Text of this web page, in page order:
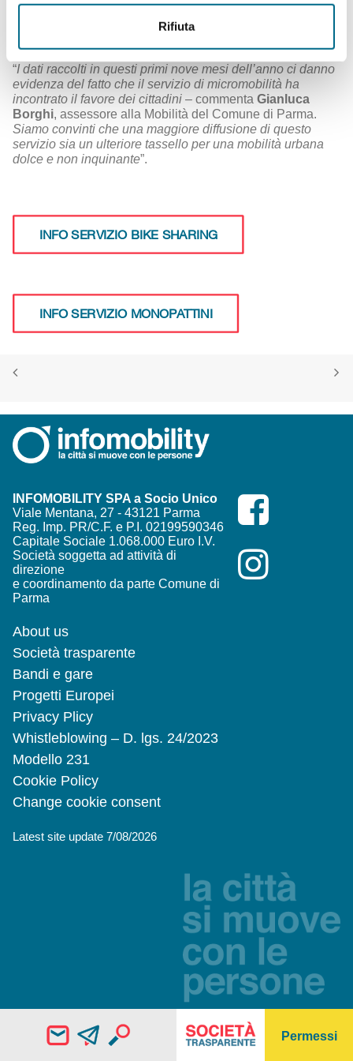
Rifiuta
Permessi
per persona. L’utente potrà poi scegliere il piano tariffario
più rispondente alle proprie necessità per l’utilizzo di e-
“I dati raccolti in questi primi nove mesi dell’anno ci danno
evidenza del fatto che il servizio di micromobilità ha
incontrato il favore dei cittadini – commenta Gianluca
Borghi, assessore alla Mobilità del Comune di Parma.
Siamo convinti che una maggiore diffusione di questo
servizio sia un ulteriore tassello per una mobilità urbana
dolce e non inquinante”.
INFO SERVIZIO BIKE SHARING
INFO SERVIZIO MONOPATTINI
INFOMOBILITY SPA a Socio Unico
Viale Mentana, 27 - 43121 Parma
Reg. Imp. PR/C.F. e P.I. 02199590346
Capitale Sociale 1.068.000 Euro I.V.
Società soggetta ad attività di
direzione
e coordinamento da parte Comune di
Parma
About us
Società trasparente
Bandi e gare
Progetti Europei
Privacy Plicy
Whistleblowing – D. lgs. 24/2023
Modello 231
Cookie Policy
Change cookie consent
Latest site update 7/08/2026